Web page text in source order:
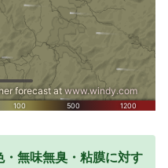
無味無臭・粘膜に対す